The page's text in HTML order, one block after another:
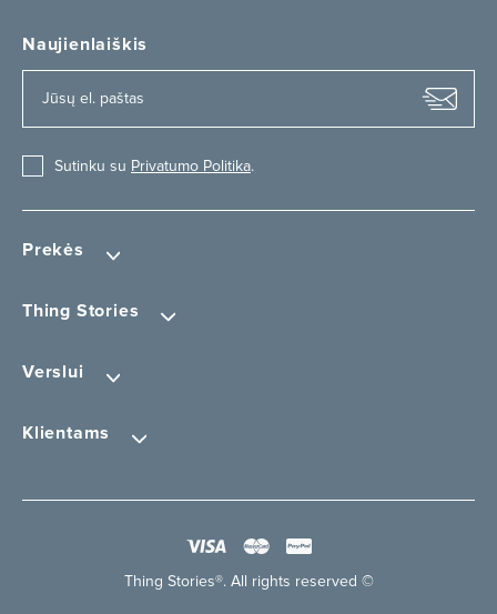
Prekės
Thing Stories
Verslui
Klientams
Naujienlaiškis
Sutinku su Privatumo Politika.
Thing Stories®. All rights reserved ©